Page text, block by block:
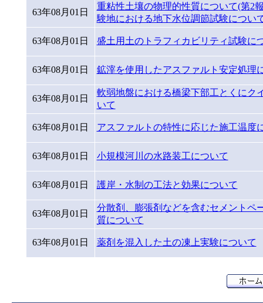
63年08月01日
重粘性土壤の物理的性質について(第2
験地における地下水位調節試験につい
63年08月01日 盛土用土のトラフィカビリティ試験に
63年08月01日 鉱滓を使用したアスファルト安定処理
63年08月01日
軟弱地盤における橋梁下部工とくにク
いて
63年08月01日 アスファルトの特性に応じた施工温度
63年08月01日 小規模河川の水路装工について
63年08月01日 護岸・水制の工法と効果について
63年08月01日
分散剤、膨張剤などを含むセメントペ
質について
63年08月01日 薬剤を混入した土の凍上実験について